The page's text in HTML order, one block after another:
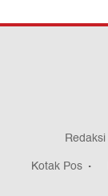
Redaksi
Kotak Pos